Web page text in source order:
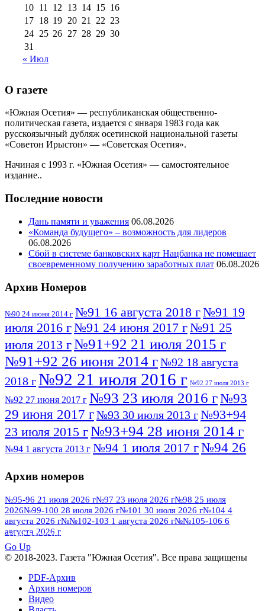
10 11 12 13 14 15 16
17 18 19 20 21 22 23
24 25 26 27 28 29 30
31
« Июл
О газете
«Южная Осетия» — республиканская общественно-
политическая газета, издается с января 1983 года как
русскоязычный дубляж осетинской национальной газеты
«Советон Ирыстон» — «Советская Осетия».
Начиная с 1993 г. «Южная Осетия» — самостоятельное
издание..
Последние новости
Дань памяти и уважения 06.08.2026
«Команда будущего» – возможность для лидеров
06.08.2026
Сбой в системе банковских карт Нацбанка не помешает
своевременному получению заработных плат 06.08.2026
Архив Номеров
№90 24 июня 2014 г №91 16 августа 2018 г№91 19
июля 2016 г№91 24 июня 2017 г№91 25
июля 2013 г№91+92 21 июля 2015 г
№91+92 26 июня 2014 г№92 18 августа
2018 г№92 21 июля 2016 г №92 27 июля 2013 г
№92 27 июня 2017 г №93 23 июля 2016 г№93
29 июня 2017 г№93 30 июля 2013 г№93+94
23 июля 2015 г№93+94 28 июня 2014 г
№94 1 августа 2013 г №94 1 июля 2017 г№94 26
№95 7 августа 2012 г
№95 28 июля 2016 г№95+96 3 августа
2013 г№96 6 июля 2017 г№96 9 августа
2012 г №96 28 июля 2015 г
№96+97 30 июля 2016 г
№97 11 августа 2012 г
№97 30 июля 2015 г
№98 2 августа 2016 г
Архив номеров
№95-96 21 июля 2026 г№97 23 июля 2026 г№98 25 июля
2026№99-100 28 июля 2026 г№101 30 июля 2026 г№104 4
августа 2026 г№№102-103 1 августа 2026 г№№105-106 6
августа 2026 г
ПОСМОТРЕТЬ ВСЕ
Go Up
© 2018-2023. Газета "Южная Осетия". Все права защищены
PDF-Архив
Архив номеров
Видео